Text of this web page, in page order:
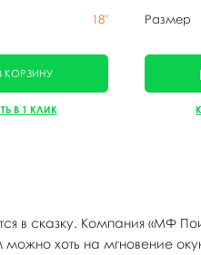
18"
КОРЗИНУ
В 1 КЛИК
Размер
в сказку. Компания «МФ
можно хоть на мгновение